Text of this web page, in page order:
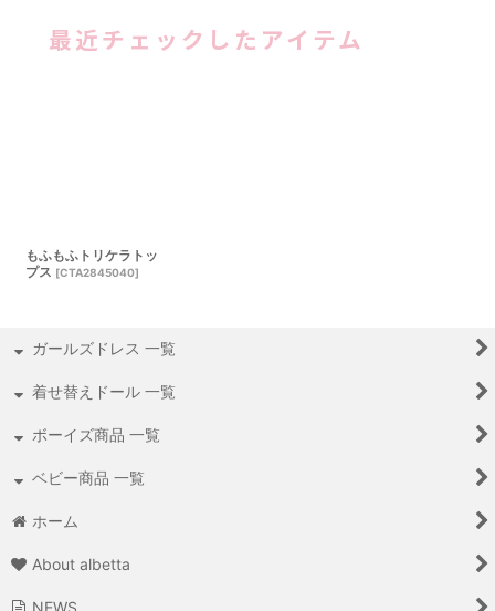
最近チェックしたアイテム
もふもふトリケラトッ
プス [CTA2845040]
ガールズドレス 一覧
着せ替えドール 一覧
ボーイズ商品 一覧
ベビー商品 一覧
ホーム
About albetta
NEWS